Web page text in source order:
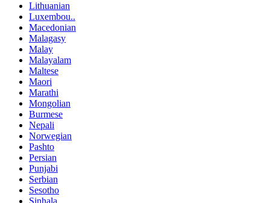
Lithuanian
Luxembou..
Macedonian
Malagasy
Malay
Malayalam
Maltese
Maori
Marathi
Mongolian
Burmese
Nepali
Norwegian
Pashto
Persian
Punjabi
Serbian
Sesotho